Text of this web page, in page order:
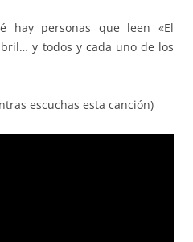
hay personas que leen «El
y todos y cada uno de los
escuchas esta canción)